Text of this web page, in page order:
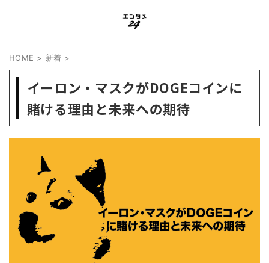
HOME > 新着 >
イーロン・マスクがDOGEコインに
賭ける理由と未来への期待